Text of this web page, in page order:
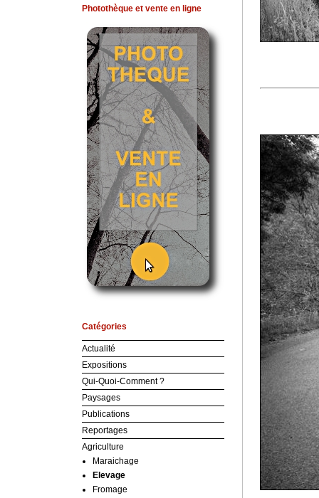
Photothèque et vente en ligne
Catégories
Actualité
Expositions
Qui-Quoi-Comment ?
Paysages
Publications
Reportages
Agriculture
Maraichage
Elevage
Fromage